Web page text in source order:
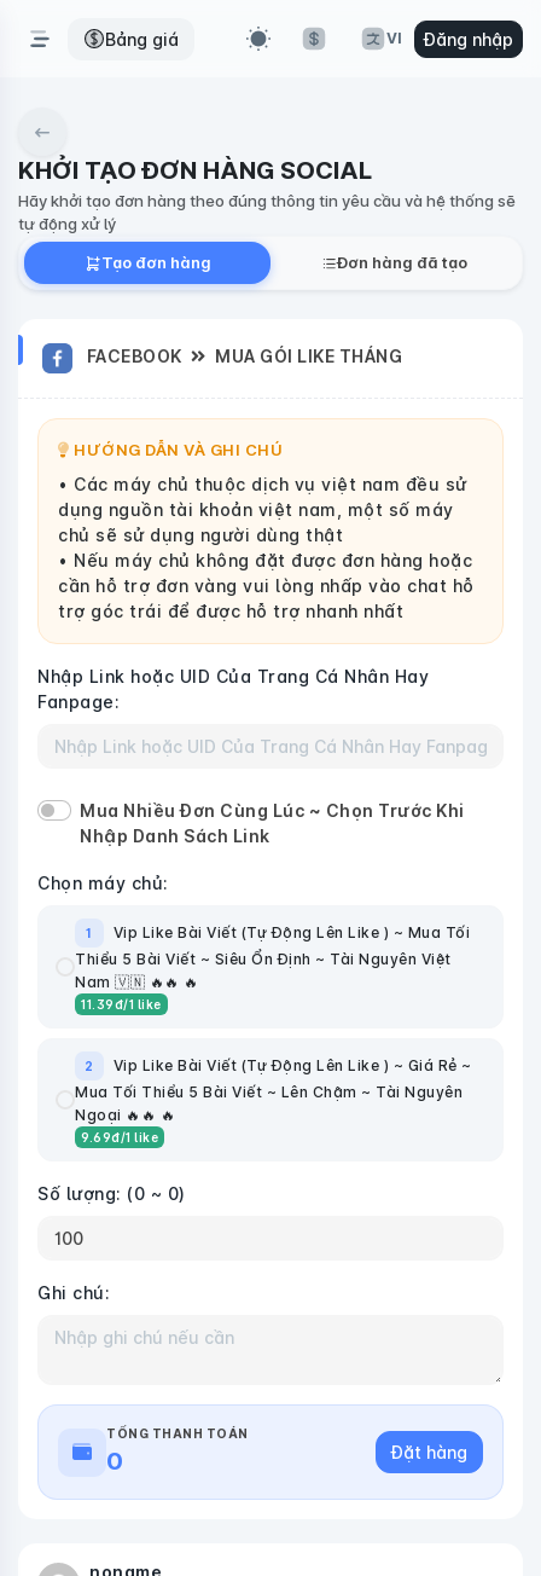
Bảng giá VI Đăng nhập
KHỞI TẠO ĐƠN HÀNG SOCIAL
Hãy khởi tạo đơn hàng theo đúng thông tin yêu cầu và hệ thống sẽ
tự động xử lý
Tạo đơn hàng
Đơn hàng đã tạo
FACEBOOK MUA GÓI LIKE THÁNG
HƯỚNG DẪN VÀ GHI CHÚ
• Các máy chủ thuộc dịch vụ việt nam đều sử
dụng nguồn tài khoản việt nam, một số máy
chủ sẽ sử dụng người dùng thật
• Nếu máy chủ không đặt được đơn hàng hoặc
cần hỗ trợ đơn vàng vui lòng nhấp vào chat hỗ
trợ góc trái để được hỗ trợ nhanh nhất
Nhập Link hoặc UID Của Trang Cá Nhân Hay
Fanpage:
Mua Nhiều Đơn Cùng Lúc ~ Chọn Trước Khi
Nhập Danh Sách Link
Chọn máy chủ:
1
Vip Like Bài Viết (Tự Động Lên Like ) ~ Mua Tối
Thiểu 5 Bài Viết ~ Siêu Ổn Định ~ Tài Nguyên Việt
Nam 🇻🇳 🔥🔥 🔥
11.39đ/1 like
2
Vip Like Bài Viết (Tự Động Lên Like ) ~ Giá Rẻ ~
Mua Tối Thiểu 5 Bài Viết ~ Lên Chậm ~ Tài Nguyên
Ngoại 🔥🔥 🔥
9.69đ/1 like
Số lượng: (0 ~ 0)
Ghi chú:
TỔNG THANH TOÁN
0 Đặt hàng
noname